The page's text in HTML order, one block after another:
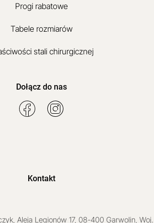
Progi rabatowe
Tabele rozmiarów
stali chirurgicznej
Dołącz do nas
Kontakt
, Aleja Legionów 17, 08-400 Garwolin, Woj.